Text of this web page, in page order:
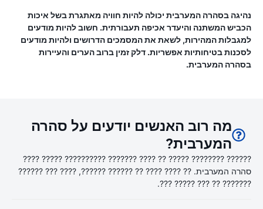
נהיגה בסהרה המערבית יכולה להיות חוויה מאתגרת בשל איכות
הכביש המשתנה והיעדר אכיפה תעבורתית. חשוב להיות מודעים
למגבלות המהירות, לשאת את המסמכים הדרושים ולהיות מודעים
לסכנות בטיחותיות אפשריות. דלק זמין ברוב הערים והעיירות
בסהרה המערבית.
מה רוב האנשים יודעים על סהרה
המערבית?
?????? ???????? ????? ?? ???? ??????? ?????????? ????? ????
סהרה המערבית. ?? ???? ???? ?? ?????? ??????, ???? ??? ??????
??????? ?? ??? ????? ???.